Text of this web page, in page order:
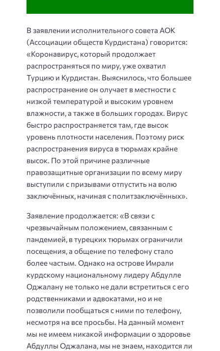
В заявлении исполнительного совета АОК
(Ассоциации обществ Курдистана) говорится:
«Коронавирус, который продолжает
распространяться по миру, уже охватил
Турцию и Курдистан. Выяснилось, что большее
распространение он олучает в местности с
низкой температурой и высоким уровнем
влажности, а также в больших городах. Вирус
быстро распространяется там, где высок
уровень плотности населения. Поэтому риск
распространения вируса в тюрьмах крайне
высок. По этой причине различные
правозащитные организации по всему миру
выступили с призывами отпустить на волю
заключённых, начиная с политзаключённых».
Заявление продолжается: «В связи с
чрезвычайным положением, связанным с
пандемией, в турецких тюрьмах ограничили
посещения, а общение по телефону стало
более частым. Однако на острове Имрали
курдскому национальному лидеру Абдулле
Оджалану не только не дали встретиться с его
родственниками и адвокатами, но и не
позволили пообщаться с ними по телефону,
несмотря на все просьбы. На данный момент
мы не имеем никакой информации о здоровье
Абдуллы Оджалана, мы не знаем, находится ли